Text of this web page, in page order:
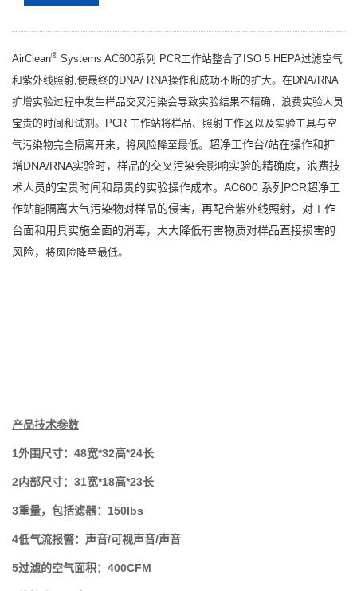
AirClean® Systems AC600系列 PCR工作站整合了ISO 5 HEPA过滤空气
和紫外线照射,使最终的DNA/ RNA操作和成功不断的扩大。在DNA/RNA
扩增实验过程中发生样品交叉污染会导致实验结果不精确，浪费实验人员
宝贵的时间和试剂。PCR 工作站将样品、照射工作区以及实验工具与空
气污染物完全隔离开来，将风险降至最低。 超净工作台/站在操作和扩
增DNA/RNA实验时，样品的交叉污染会影响实验的精确度，浪费技
术人员的宝贵时间和昂贵的实验操作成本。AC600 系列PCR超净工
作站能隔离大气污染物对样品的侵害，再配合紫外线照射，对工作
台面和用具实施全面的消毒，大大降低有害物质对样品直接损害的
风险， 将风险降至最低。
产品技术参数
1外围尺寸：48宽*32高*24长
2内部尺寸：31宽*18高*23长
3重量，包括滤器：150Ibs
4低气流报警：声音/可视声音/声音
5过滤的空气面积：400CFM